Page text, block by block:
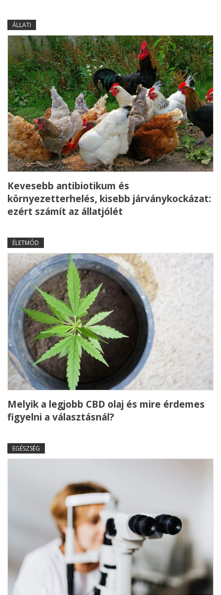
ÁLLATI
Kevesebb antibiotikum és
környezetterhelés, kisebb járványkockázat:
ezért számít az állatjólét
ÉLETMÓD
Melyik a legjobb CBD olaj és mire érdemes
figyelni a választásnál?
EGÉSZSÉG